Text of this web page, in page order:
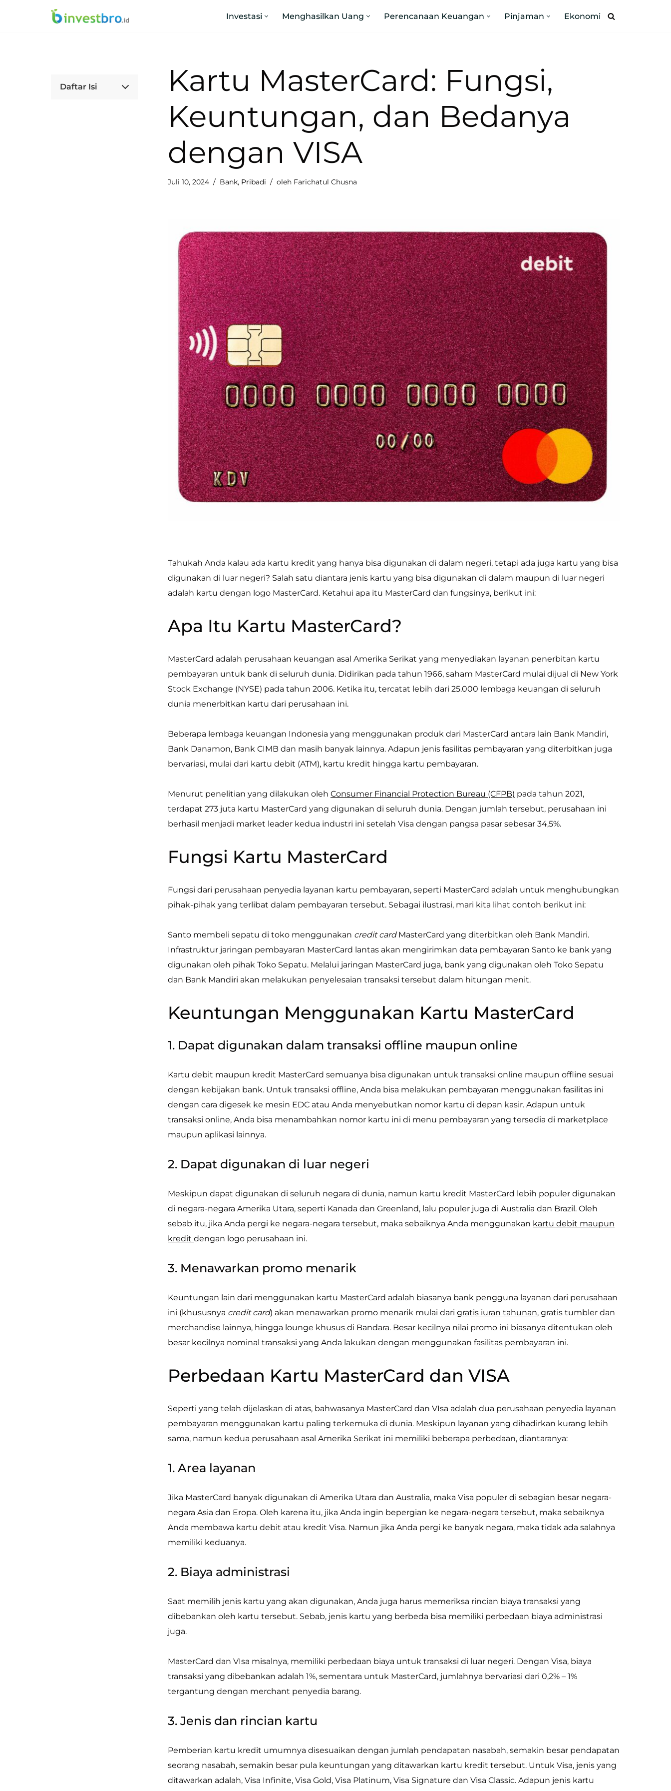
Investasi Menghasilkan Uang Perencanaan Keuangan Pinjaman Ekonomi
Daftar Isi
Kartu MasterCard: Fungsi,
Keuntungan, dan Bedanya
dengan VISA
Juli 10, 2024 Bank, Pribadi oleh Farichatul Chusna
Tahukah Anda kalau ada kartu kredit yang hanya bisa digunakan di dalam negeri, tetapi ada juga kartu yang bisa
digunakan di luar negeri? Salah satu diantara jenis kartu yang bisa digunakan di dalam maupun di luar negeri
adalah kartu dengan logo MasterCard. Ketahui apa itu MasterCard dan fungsinya, berikut ini:
Apa Itu Kartu MasterCard?
MasterCard adalah perusahaan keuangan asal Amerika Serikat yang menyediakan layanan penerbitan kartu
pembayaran untuk bank di seluruh dunia. Didirikan pada tahun 1966, saham MasterCard mulai dijual di New York
Stock Exchange (NYSE) pada tahun 2006. Ketika itu, tercatat lebih dari 25.000 lembaga keuangan di seluruh
dunia menerbitkan kartu dari perusahaan ini.
Beberapa lembaga keuangan Indonesia yang menggunakan produk dari MasterCard antara lain Bank Mandiri,
Bank Danamon, Bank CIMB dan masih banyak lainnya. Adapun jenis fasilitas pembayaran yang diterbitkan juga
bervariasi, mulai dari kartu debit (ATM), kartu kredit hingga kartu pembayaran.
Menurut penelitian yang dilakukan oleh Consumer Financial Protection Bureau (CFPB) pada tahun 2021,
terdapat 273 juta kartu MasterCard yang digunakan di seluruh dunia. Dengan jumlah tersebut, perusahaan ini
berhasil menjadi market leader kedua industri ini setelah Visa dengan pangsa pasar sebesar 34,5%.
Fungsi Kartu MasterCard
Fungsi dari perusahaan penyedia layanan kartu pembayaran, seperti MasterCard adalah untuk menghubungkan
pihak-pihak yang terlibat dalam pembayaran tersebut. Sebagai ilustrasi, mari kita lihat contoh berikut ini:
Santo membeli sepatu di toko menggunakan credit cardMasterCard yang diterbitkan oleh Bank Mandiri.
Infrastruktur jaringan pembayaran MasterCard lantas akan mengirimkan data pembayaran Santo ke bank yang
digunakan oleh pihak Toko Sepatu. Melalui jaringan MasterCard juga, bank yang digunakan oleh Toko Sepatu
dan Bank Mandiri akan melakukan penyelesaian transaksi tersebut dalam hitungan menit.
Keuntungan Menggunakan Kartu MasterCard
1. Dapat digunakan dalam transaksi offline maupun online
Kartu debit maupun kredit MasterCard semuanya bisa digunakan untuk transaksi online maupun offline sesuai
dengan kebijakan bank. Untuk transaksi offline, Anda bisa melakukan pembayaran menggunakan fasilitas ini
dengan cara digesek ke mesin EDC atau Anda menyebutkan nomor kartu di depan kasir. Adapun untuk
transaksi online, Anda bisa menambahkan nomor kartu ini di menu pembayaran yang tersedia di marketplace
maupun aplikasi lainnya.
2. Dapat digunakan di luar negeri
Meskipun dapat digunakan di seluruh negara di dunia, namun kartu kredit MasterCard lebih populer digunakan
di negara-negara Amerika Utara, seperti Kanada dan Greenland, lalu populer juga di Australia dan Brazil. Oleh
sebab itu, jika Anda pergi ke negara-negara tersebut, maka sebaiknya Anda menggunakan kartu debit maupun
kredit dengan logo perusahaan ini.
3. Menawarkan promo menarik
Keuntungan lain dari menggunakan kartu MasterCard adalah biasanya bank pengguna layanan dari perusahaan
ini (khususnya credit card) akan menawarkan promo menarik mulai dari gratis iuran tahunan, gratis tumbler dan
merchandise lainnya, hingga lounge khusus di Bandara. Besar kecilnya nilai promo ini biasanya ditentukan oleh
besar kecilnya nominal transaksi yang Anda lakukan dengan menggunakan fasilitas pembayaran ini.
Perbedaan Kartu MasterCard dan VISA
Seperti yang telah dijelaskan di atas, bahwasanya MasterCard dan VIsa adalah dua perusahaan penyedia layanan
pembayaran menggunakan kartu paling terkemuka di dunia. Meskipun layanan yang dihadirkan kurang lebih
sama, namun kedua perusahaan asal Amerika Serikat ini memiliki beberapa perbedaan, diantaranya:
1. Area layanan
Jika MasterCard banyak digunakan di Amerika Utara dan Australia, maka Visa populer di sebagian besar negara-
negara Asia dan Eropa. Oleh karena itu, jika Anda ingin bepergian ke negara-negara tersebut, maka sebaiknya
Anda membawa kartu debit atau kredit Visa. Namun jika Anda pergi ke banyak negara, maka tidak ada salahnya
memiliki keduanya.
2. Biaya administrasi
Saat memilih jenis kartu yang akan digunakan, Anda juga harus memeriksa rincian biaya transaksi yang
dibebankan oleh kartu tersebut. Sebab, jenis kartu yang berbeda bisa memiliki perbedaan biaya administrasi
juga.
MasterCard dan VIsa misalnya, memiliki perbedaan biaya untuk transaksi di luar negeri. Dengan Visa, biaya
transaksi yang dibebankan adalah 1%, sementara untuk MasterCard, jumlahnya bervariasi dari 0,2% – 1%
tergantung dengan merchant penyedia barang.
3. Jenis dan rincian kartu
Pemberian kartu kredit umumnya disesuaikan dengan jumlah pendapatan nasabah, semakin besar pendapatan
seorang nasabah, semakin besar pula keuntungan yang ditawarkan kartu kredit tersebut. Untuk Visa, jenis yang
ditawarkan adalah, Visa Infinite, Visa Gold, Visa Platinum, Visa Signature dan Visa Classic. Adapun jenis kartu